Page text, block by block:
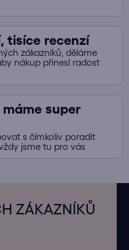
tisíce recenzí
zákazníků, děláme
nákup přinesl radost
máme super
s čímkoliv poradit
jsme tu pro vás
ZÁKAZNÍKŮ